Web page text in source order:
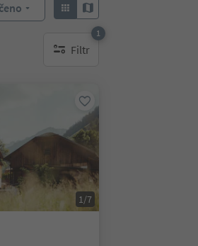
Filtr
1
1 aktywny filtr
1/7